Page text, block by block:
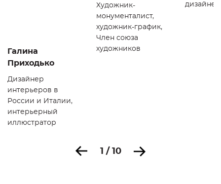
Галина
Приходько
Дизайнер
интерьеров в
России и Италии,
интерьерный
иллюстратор
Художник-
монументалист,
художник-график,
Член союза
художников
дизайнер
1 / 10